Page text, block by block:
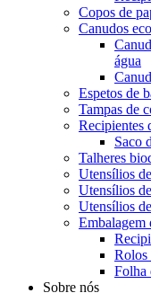
Copos de
Canudos
água
Espetos de
Tampas de
Recipientes
Saco
Talheres
Utensílios
Utensílios
Utensílios
Embalagem
Rolos
Folha
Sobre nós